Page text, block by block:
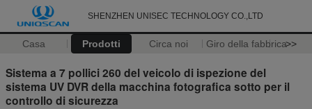
SHENZHEN UNISEC TECHNOLOGY CO.,LTD
Casa Prodotti Circa noi Giro della fabbrica>>
Sistema a 7 pollici 260 del veicolo di ispezione del
sistema UV DVR della macchina fotografica sotto per il
controllo di sicurezza